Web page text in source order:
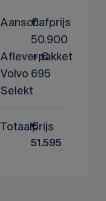
Aanschafprijs
€
50.900
Afleverpakket
Volvo
Selekt
+ €
695
Totaalprijs
€
51.595